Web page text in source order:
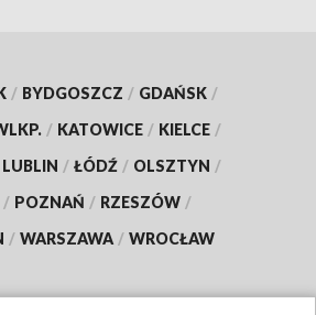
/ BYDGOSZCZ / GDAŃSK /
/ KATOWICE / KIELCE /
LUBLIN / ŁÓDŹ / OLSZTYN /
/ POZNAŃ / RZESZÓW /
/ WARSZAWA / WROCŁAW